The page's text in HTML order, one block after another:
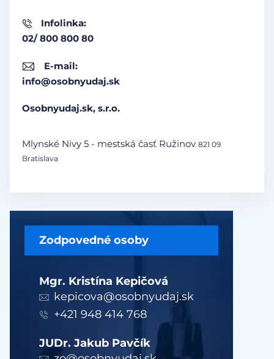
Zodpovedné osoby
Mgr. Kristína Kepičová
kepicova@osobnyudaj.sk
+421 948 414 768
JUDr. Jakub Pavčík
Infolinka:
02/ 800 800 80
E-mail:
info@osobnyudaj.sk
Osobnyudaj.sk, s.r.o.
Mlynské Nivy 5 - mestská časť Ružinov 821 09
Bratislava